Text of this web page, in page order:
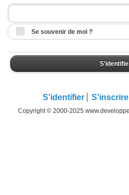
Se souvenir de moi ?
S'identifier S'inscrire
Copyright © 2000-2025